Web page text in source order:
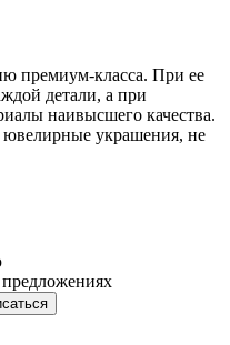
премиум-класса. При ее
детали, а при
наивысшего качества.
ювелирные украшения, не